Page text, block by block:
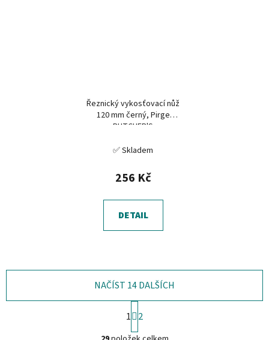
Řeznický vykosťovací nůž
120 mm černý, Pirge
BUTCHER'S
✅ Skladem
256 Kč
DETAIL
O
NAČÍST 14 DALŠÍCH
S
t
r
1 2